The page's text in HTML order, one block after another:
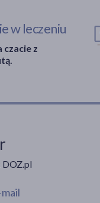
w leczeniu
czacie z
DOZ.pl